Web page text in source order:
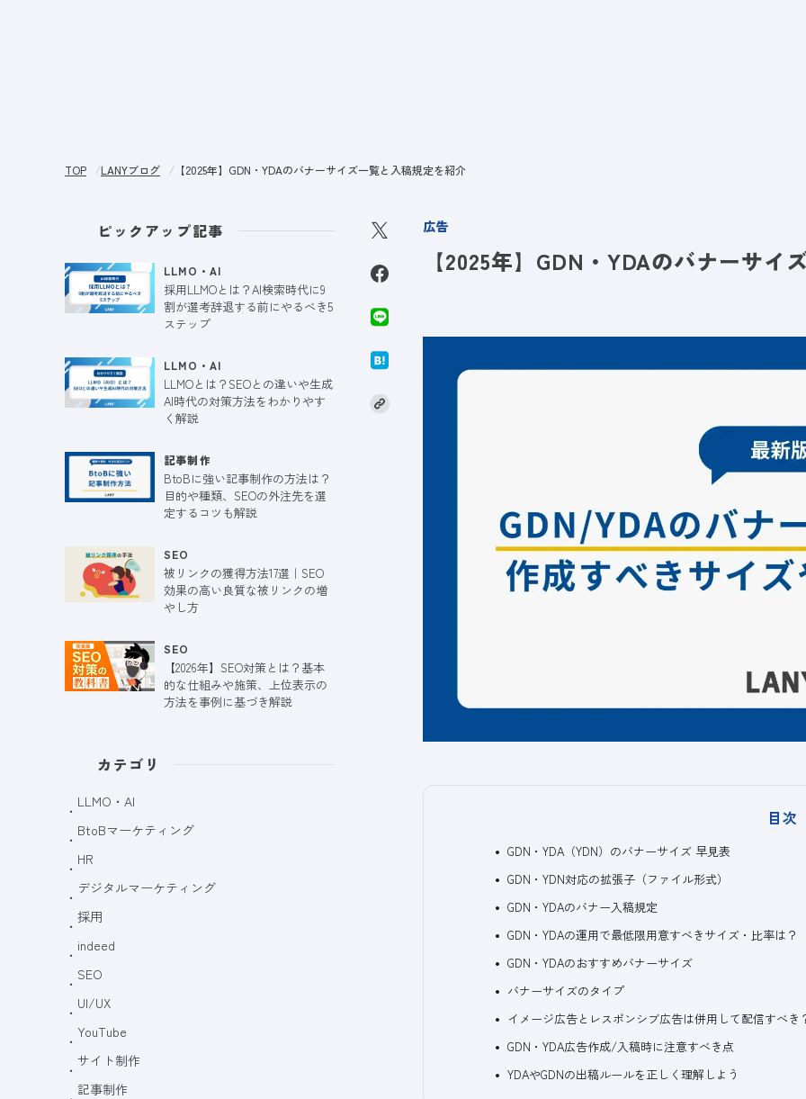
TOP LANYブログ 【2025年】GDN・YDAのバナーサイズ一覧と入稿規定を紹介
広告
【2025年】GDN・YDAのバナーサ
目次
GDN・YDA（YDN）のバナーサイズ 早見表
GDN・YDN対応の拡張子（ファイル形式）
GDN・YDAのバナー入稿規定
GDN・YDAの運用で最低限用意すべきサイズ・比率は？
GDN・YDAのおすすめバナーサイズ
バナーサイズのタイプ
イメージ広告とレスポンシブ広告は併用して配信すべき
GDN・YDA広告作成/入稿時に注意すべき点
YDAやGDNの出稿ルールを正しく理解しよう
ピックアップ記事
LLMO・AI
採用LLMOとは？AI検索時代に9
割が選考辞退する前にやるべき5
ステップ
LLMO・AI
LLMOとは？SEOとの違いや生成
AI時代の対策方法をわかりやす
く解説
記事制作
BtoBに強い記事制作の方法は？
目的や種類、SEOの外注先を選
定するコツも解説
SEO
被リンクの獲得方法17選｜SEO
効果の高い良質な被リンクの増
やし方
SEO
【2026年】SEO対策とは？基本
的な仕組みや施策、上位表示の
方法を事例に基づき解説
カテゴリ
LLMO・AI
BtoBマーケティング
HR
デジタルマーケティング
採用
indeed
SEO
UI/UX
YouTube
サイト制作
記事制作